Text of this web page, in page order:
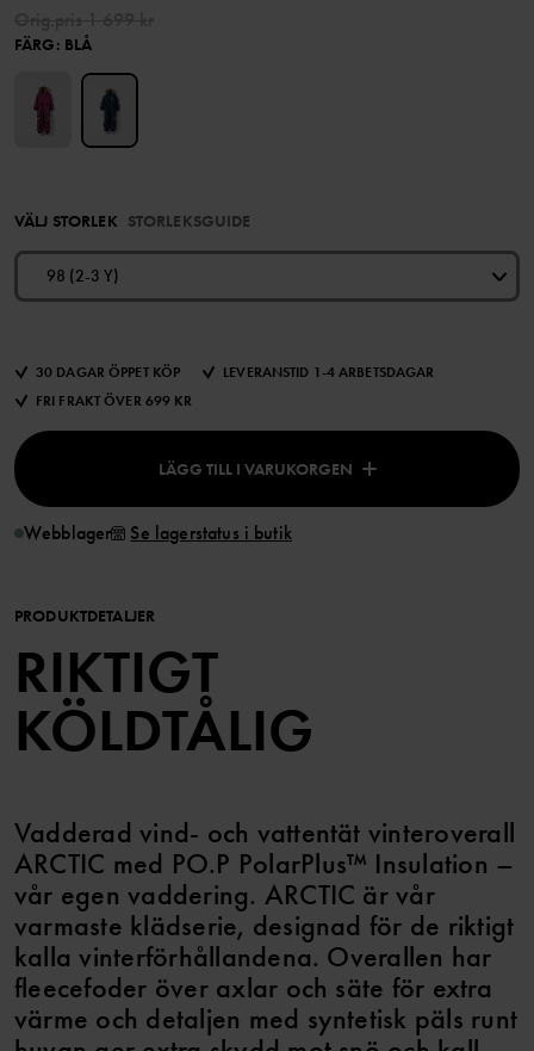
FÄRG: BLÅ
VÄLJ STORLEK STORLEKSGUIDE
98 (2-3 Y)
30 DAGAR ÖPPET KÖP
LEVERANSTID 1-4 ARBETSDAGAR
FRI FRAKT ÖVER 699 KR
LÄGG TILL I VARUKORGEN
Webblager Se lagerstatus i butik
PRODUKTDETALJER
RIKTIGT
KÖLDTÅLIG
Vadderad vind- och vattentät vinteroverall
ARCTIC med PO.P PolarPlus™ Insulation –
vår egen vaddering. ARCTIC är vår
varmaste klädserie, designad för de riktigt
kalla vinterförhållandena. Overallen har
fleecefoder över axlar och säte för extra
värme och detaljen med syntetisk päls runt